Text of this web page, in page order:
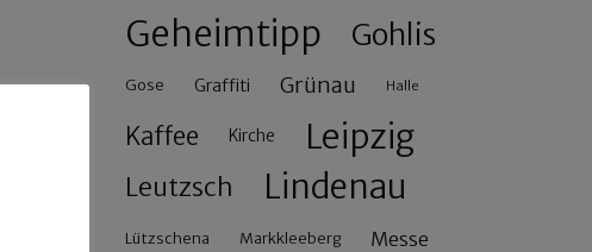
Geheimtipp Gohlis
Gose Graffiti Grünau Halle
Kaffee Kirche Leipzig
Leutzsch Lindenau
Lützschena Markkleeberg Messe